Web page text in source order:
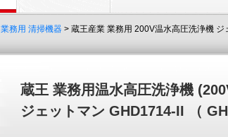
業務用 清掃機器 > 蔵王産業 業務用 200V温水高圧洗浄機
蔵王 業務用温水高圧洗浄機
ジェットマン GHD1714-II （